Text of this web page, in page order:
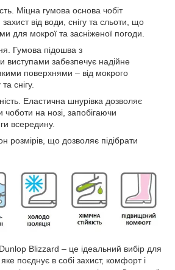
Міцна гумова основа чобіт
від води, снігу та сльоти, що
для мокрої та засніженої погоди.
Гумова підошва з
виступами забезпечує надійне
поверхнями – від мокрого
снігу.
Еластична шнурівка дозволяє
чоботи на нозі, запобігаючи
всередину.
розмірів, що дозволяє підібрати
Blizzard – це ідеальний вибір для
поєднує в собі захист, комфорт і